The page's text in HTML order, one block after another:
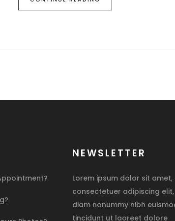
NEWSLETTER
Lorem ipsum dolor sit amet,
consectetuer adipiscing
diam nonummy nibh
tincidunt ut laoreet dolore